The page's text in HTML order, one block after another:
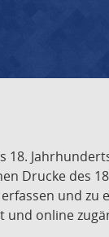
Drucke des
und zu
online